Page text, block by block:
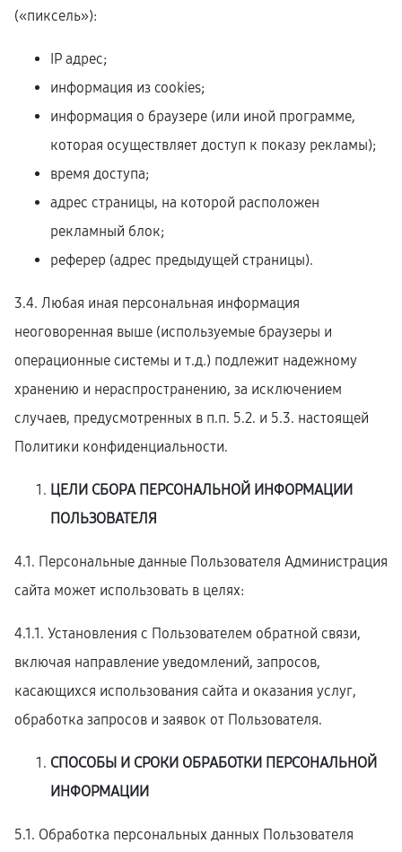
(«пиксель»):
IP адрес;
информация из cookies;
информация о браузере (или иной программе,
которая осуществляет доступ к показу рекламы);
время доступа;
адрес страницы, на которой расположен
рекламный блок;
реферер (адрес предыдущей страницы).
3.4. Любая иная персональная информация
неоговоренная выше (используемые браузеры и
операционные системы и т.д.) подлежит надежному
хранению и нераспространению, за исключением
случаев, предусмотренных в п.п. 5.2. и 5.3. настоящей
Политики конфиденциальности.
ЦЕЛИ СБОРА ПЕРСОНАЛЬНОЙ ИНФОРМАЦИИ
ПОЛЬЗОВАТЕЛЯ
4.1. Персональные данные Пользователя Администрация
сайта может использовать в целях:
4.1.1. Установления с Пользователем обратной связи,
включая направление уведомлений, запросов,
касающихся использования сайта и оказания услуг,
обработка запросов и заявок от Пользователя.
СПОСОБЫ И СРОКИ ОБРАБОТКИ ПЕРСОНАЛЬНОЙ
ИНФОРМАЦИИ
5.1. Обработка персональных данных Пользователя